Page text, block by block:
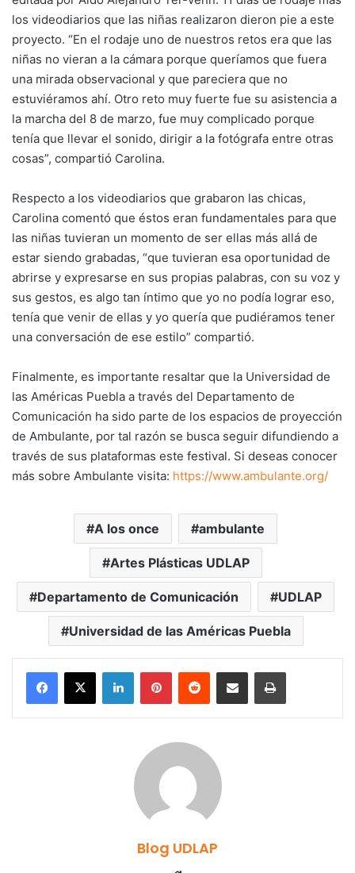
los videodiarios que las niñas realizaron dieron pie a este
proyecto. “En el rodaje uno de nuestros retos era que las
niñas no vieran a la cámara porque queríamos que fuera
una mirada observacional y que pareciera que no
estuviéramos ahí. Otro reto muy fuerte fue su asistencia a
la marcha del 8 de marzo, fue muy complicado porque
tenía que llevar el sonido, dirigir a la fotógrafa entre otras
cosas”, compartió Carolina.
Respecto a los videodiarios que grabaron las chicas,
Carolina comentó que éstos eran fundamentales para que
las niñas tuvieran un momento de ser ellas más allá de
estar siendo grabadas, “que tuvieran esa oportunidad de
abrirse y expresarse en sus propias palabras, con su voz y
sus gestos, es algo tan íntimo que yo no podía lograr eso,
tenía que venir de ellas y yo quería que pudiéramos tener
una conversación de ese estilo” compartió.
Finalmente, es importante resaltar que la Universidad de
las Américas Puebla a través del Departamento de
Comunicación ha sido parte de los espacios de proyección
de Ambulante, por tal razón se busca seguir difundiendo a
través de sus plataformas este festival. Si deseas conocer
más sobre Ambulante visita: https://www.ambulante.org/
A los once ambulante
Artes Plásticas UDLAP
Departamento de Comunicación UDLAP
Universidad de las Américas Puebla
LinkedInPinterestReddit Share via Email Print
Blog UDLAP